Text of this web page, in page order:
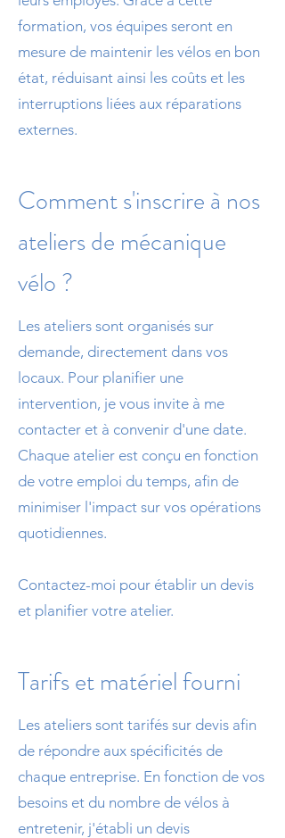
formation, vos équipes seront en
mesure de maintenir les vélos en bon
état, réduisant ainsi les coûts et les
interruptions liées aux réparations
externes.
Comment s'inscrire à nos
ateliers de mécanique
vélo ?
Les ateliers sont organisés sur
demande, directement dans vos
locaux. Pour planifier une
intervention, je vous invite à me
contacter et à convenir d'une date.
Chaque atelier est conçu en fonction
de votre emploi du temps, afin de
minimiser l'impact sur vos opérations
quotidiennes.
Contactez-moi pour établir un devis
et planifier votre atelier.
Tarifs et matériel fourni
Les ateliers sont tarifés sur devis afin
de répondre aux spécificités de
chaque entreprise. En fonction de vos
besoins et du nombre de vélos à
entretenir, j'établi un devis